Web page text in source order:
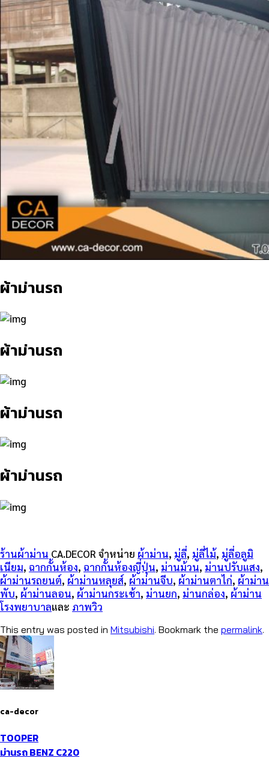
ผ้าม่านรถ
ผ้าม่านรถ
ผ้าม่านรถ
ผ้าม่านรถ
ร้านผ้าม่าน CA.DECOR จำหน่าย ผ้าม่าน, มู่ลี่, มู่ลี่ไม้, มู่ลี่อลูมิ
เนียม, ฉากกั้นห้อง, ฉากกั้นห้องญี่ปุ่น, ม่านม้วน, ม่านปรับแสง,
ผ้าม่านรถยนต์, ผ้าม่านหลุยส์, ผ้าม่านจีบ, ผ้าม่านตาไก่, ผ้าม่าน
พับ, ผ้าม่านลอน, ผ้าม่านกระเช้า, ม่านยก, ม่านกล่อง, ผ้าม่าน
โรงพยาบาลและ ภาพวิว
This entry was posted in Mitsubishi. Bookmark the permalink.
ca-decor
TOOPER​
ม่านรถ BENZ C220​